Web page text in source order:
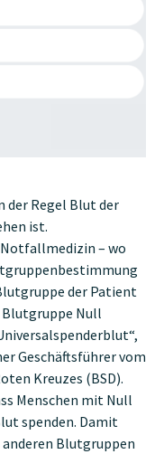
der Regel Blut der
ist.
– wo
der Patient
Null
Geschäftsführer vom
Kreuzes (BSD).
Menschen mit Null
spenden. Damit
Blutgruppen